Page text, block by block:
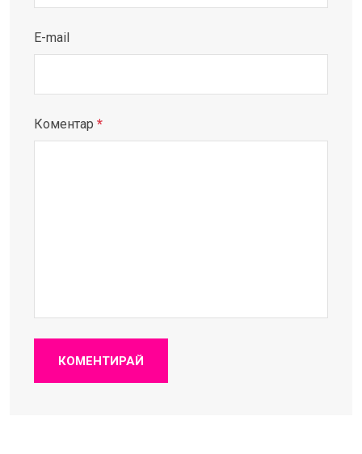
E-mail
Коментар *
КОМЕНТИРАЙ